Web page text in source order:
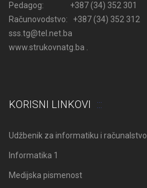
Pedagog: +387 (34) 352 301
Računovodstvo: +387 (34) 352 312
sss.tg@tel.net.ba
www.strukovnatg.ba .
KORISNI LINKOVI
Udžbenik za informatiku i računalstvo
Informatika 1
Medijska pismenost